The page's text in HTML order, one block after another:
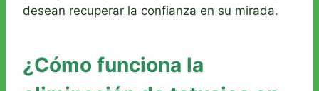
desean recuperar la confianza en su mirada.
¿Cómo funciona la